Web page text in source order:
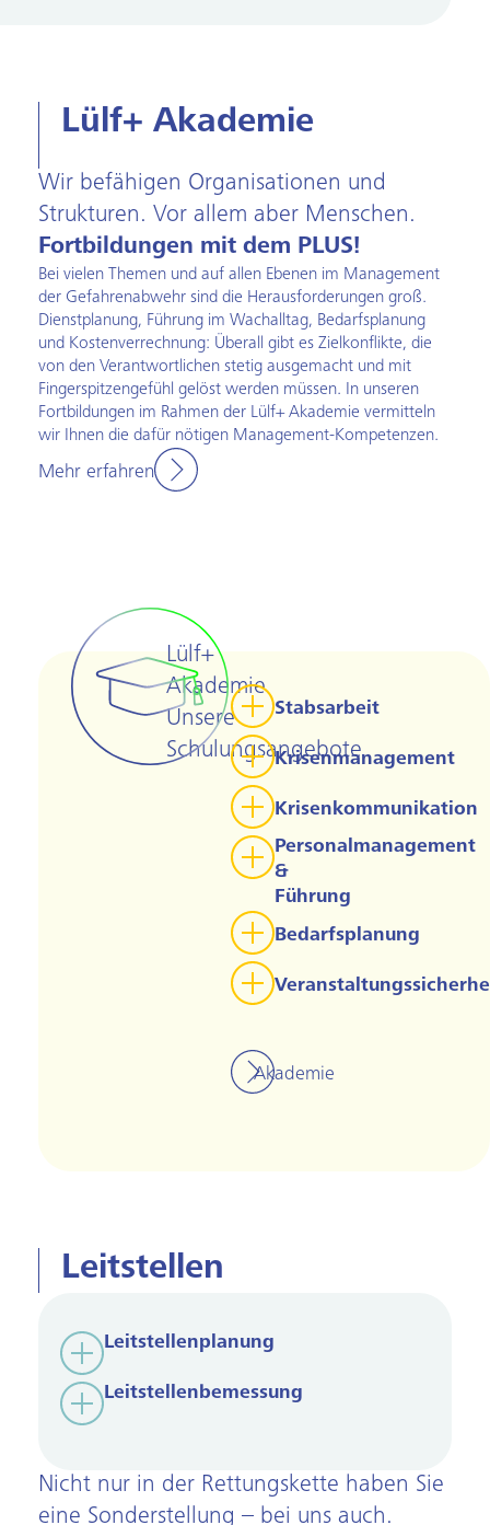
Lülf+ Akademie
Wir befähigen Organisationen und
Strukturen. Vor allem aber Menschen.
Fortbildungen mit dem PLUS!
Bei vielen Themen und auf allen Ebenen im Management
der Gefahrenabwehr sind die Herausforderungen groß.
Dienstplanung, Führung im Wachalltag, Bedarfsplanung
und Kostenverrechnung: Überall gibt es Zielkonflikte, die
von den Verantwortlichen stetig ausgemacht und mit
Fingerspitzengefühl gelöst werden müssen. In unseren
Fortbildungen im Rahmen der Lülf+ Akademie vermitteln
wir Ihnen die dafür nötigen Management-Kompetenzen.
Mehr erfahren
Lülf+
Akademie
Unsere
Schulungsangebote
Stabsarbeit
Krisenmanagement
Krisenkommunikation
Personalmanagement
&
Führung
Bedarfsplanung
Akademie
Leitstellen
Leitstellen­planung
Leitstellen­bemessung
Nicht nur in der Rettungskette haben Sie
eine Sonderstellung – bei uns auch.